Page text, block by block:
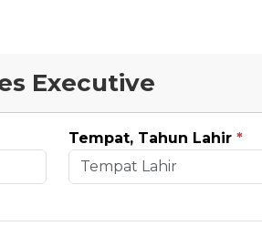
Executive
Tempat, Tahun Lahir *